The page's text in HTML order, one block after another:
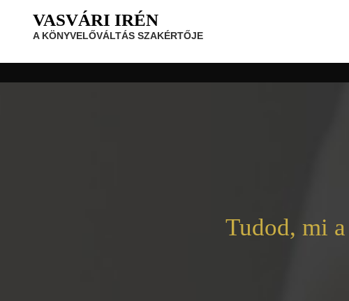
VASVÁRI IRÉN
A KÖNYVELŐVÁLTÁS SZAKÉRTŐJE
Tudod, mi